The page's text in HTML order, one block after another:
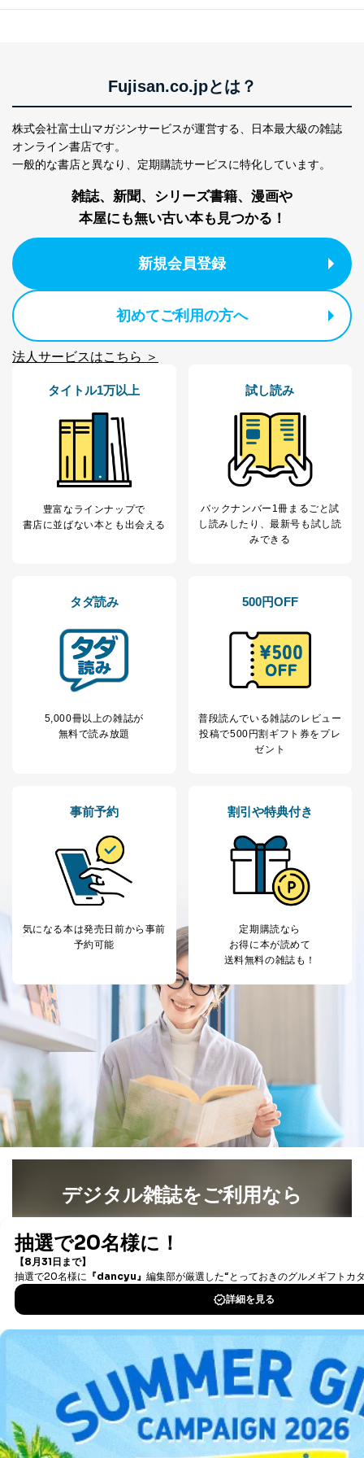
2 いただいた方の個
処、オペレーター教育など応対品
当社カスタマーQ＆
Aサービス利用者
サイトのサービス内容のご案内の
ため
ｅメール等による商品、サービ
ス、キャンペーン等の広告に関す
採用応募者の方の
当社の従業者の個
人情報
人事、総務などの雇用管理等のた
め
等をご利用の方の
た商品の発売元企業からのｅメー
サービス、キャンペーン等の広告
に関するご案内のため
SNS公式アカウン
の個人情報
当社のサービス利用状況の把握お
よびその分析のため
お問い合わせ対応、トラブル対
ー等にて公表する利用目的達成の
※上記の利用目的のうちNo.1～5については保有個人デ
ータ（開示対象個人情報）の利用目的であり、下記4.の
開示等のご請求に対応させていただきます。
なお、6、7については、パートナー（提携企業）様又は
各SNS運営会社様にご請求いただきますようお願い致し
ます。
本人の同意を得ることなく第三者に提供することはあり
法令に基づく場合
人の生命､身体または財産の保護のために必要がある
場合であって、本人の同意を得ることが困難であると
き。
に特に必要がある場合であって、本人の同意を得るこ
とが困難である場合。
国の機関もしくは地方公共団体またはその委託を受け
き。
だ企業に、業務の一部として個人情報の取扱いを委
託・提供する場合、その業務に必要な範囲で委託・提
供先企業に個人情報を開示することがあります。
委託・提供先企業は具体的には以下のような企業です
が、これらに限りません。
委託先：カスタマーサポート支援会社 、クレジッ
トカード決済などの決済代行・料金回収会社、広
提供先：出版社、出版物発売元、卸売会社、販売
店など商品の供給者、梱包会社、配送会社、新聞
販売店などの梱包・配送・配達会社
４．開示対象個人情報の「開示」「訂正」等の請求につ
いて
当社は、本人から、開示対象個人情報について利用目的
の通知を求められた場合には、遅滞なくこれに応じま
す。ただし、以下①～④のいずれかに該当する場合は、
利用目的の通知を行なうことはできません。そのとき
は、本人に遅滞無くその旨を通知するとともに、理由を
本人又は第三者の生命、身体、財産その他の権利利益を
害するおそれがある場合
当該事業者の権利又は正当な利益を害するおそれがある
場合
③国の機関又は地方公共団体が法令の定める事務を遂行
することに対して協力する必要がある場合であって、利
用目的を本人に通知し、又は公表することによって当該
事務の遂行に支障を及ぼすおそれがあるとき
④開示対象個人情報の利用目的が明らかな場合
開示対象個人情報については、保有個人データの本人ま
たはその代理人からの利用目的の通知、開示、変更等
（内容の訂正、追加または削除）、利用停止等（「利用
の停止または消去」「第三者への提供の停止」）の求め
に対応させていただいております。 当社顧客の皆様の
個人情報は「マイページ」にログインしていただくこと
Fujisan.co.jpとは？
株式会社富士山マガジンサービスが運営する、
日本最大級の雑誌
オンライン書店です。
一般的な書店と異なり、 定期購読サービスに特化しています。
雑誌、新聞、シリーズ書籍、漫画や
本屋にも無い古い本も見つかる！
新規会員登録
初めてご利用の方へ
法人サービスはこちら ＞
タイトル1万以上
豊富なラインナップで
書店に並ばない本とも出会える
試し読み
バックナンバー1冊まるごと試
し読み したり、最新号も試し読
みできる
タダ読み
5,000冊以上の雑誌が
無料で読み放題
500円OFF
普段読んでいる雑誌のレビュー
投稿で500円割ギフト券をプレ
ゼント
事前予約
気になる本は発売日前から事前
予約可能
割引や特典付き
定期購読なら
お得に本が読めて
送料無料の雑誌も！
デジタル雑誌をご利用なら
書籍）が無料で読み放題！
DOWNLOAD FOR IOS
DOWNLOAD FOR ANDROID
ご利用方法はこちら